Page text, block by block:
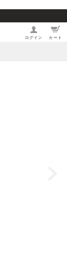
ログイン カート